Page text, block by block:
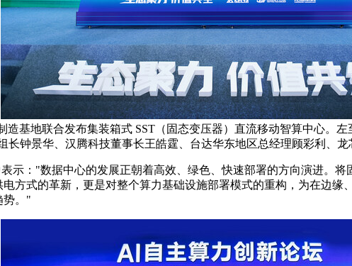
造基地联合发布集装箱式 SST（固态变压器）直流移动智算中心。
长钟景华、汉腾科技董事长王皓霆、台达华东地区总经理顾彩利、龙
示："数据中心的发展正朝着高效、绿色、快速部署的方向演进。
方式的革新，更是对整个算力基础设施部署模式的重构，为在边
势。"